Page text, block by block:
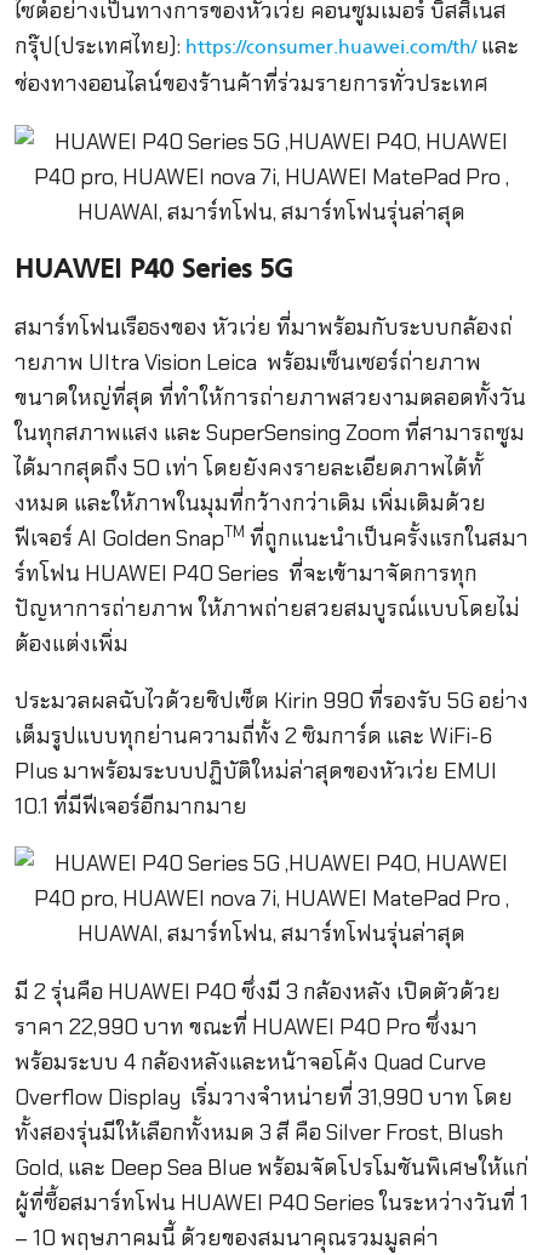
ไซต์อย่างเป็นทางการของหัวเว่ย คอนซูมเมอร์ บิสสิเนส
กรุ๊ป(ประเทศไทย): https://consumer.huawei.com/th/ และ
ช่องทางออนไลน์ของร้านค้าที่ร่วมรายการทั่วประเทศ
HUAWEI P40 Series 5G
สมาร์ทโฟนเรือธงของ หัวเว่ย ที่มาพร้อมกับระบบกล้องถ่
ายภาพ Ultra Vision Leica พร้อมเซ็นเซอร์ถ่ายภาพ
ขนาดใหญ่ที่สุด ที่ทำให้การถ่ายภาพสวยงามตลอดทั้งวัน
ในทุกสภาพแสง และ SuperSensing Zoom ที่สามารถซูม
ได้มากสุดถึง 50 เท่า โดยยังคงรายละเอียดภาพได้ทั้
งหมด และให้ภาพในมุมที่กว้างกว่าเดิม เพิ่มเติมด้วย
ฟีเจอร์ AI Golden SnapTM ที่ถูกแนะนำเป็นครั้งแรกในสมา
ร์ทโฟน HUAWEI P40 Series ที่จะเข้ามาจัดการทุก
ปัญหาการถ่ายภาพ ให้ภาพถ่ายสวยสมบูรณ์แบบโดยไม่
ต้องแต่งเพิ่ม
ประมวลผลฉับไวด้วยชิปเซ็ต Kirin 990 ที่รองรับ 5G อย่าง
เต็มรูปแบบทุกย่านความถี่ทั้ง 2ซิมการ์ด และ WiFi-6
Plus มาพร้อมระบบปฏิบัติใหม่ล่าสุดของหัวเว่ย EMUI
10.1 ที่มีฟีเจอร์อีกมากมาย
มี 2 รุ่นคือ HUAWEI P40 ซึ่งมี 3 กล้องหลัง เปิดตัวด้วย
ราคา 22,990 บาท ขณะที่ HUAWEI P40 Pro ซึ่งมา
พร้อมระบบ 4 กล้องหลังและหน้าจอโค้ง Quad Curve
Overflow Display เริ่มวางจำหน่ายที่ 31,990 บาท โดย
ทั้งสองรุ่นมีให้เลือกทั้งหมด 3 สี คือ Silver Frost, Blush
Gold, และ Deep Sea Blue พร้อมจัดโปรโมชันพิเศษให้แก่
ผู้ที่ซื้อสมาร์ทโฟน HUAWEI P40 Seriesในระหว่างวันที่ 1
– 10 พฤษภาคมนี้ ด้วยของสมนาคุณรวมมูลค่า